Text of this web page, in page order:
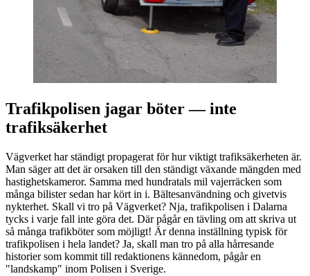
Trafikpolisen jagar böter — inte
trafiksäkerhet
Vägverket har ständigt propagerat för hur viktigt trafiksäkerheten är.
Man säger att det är orsaken till den ständigt växande mängden med
hastighetskameror. Samma med hundratals mil vajerräcken som
många bilister sedan har kört in i. Bältesanvändning och givetvis
nykterhet. Skall vi tro på Vägverket? Nja, trafikpolisen i Dalarna
tycks i varje fall inte göra det. Där pågår en tävling om att skriva ut
så många trafikböter som möjligt! Är denna inställning typisk för
trafikpolisen i hela landet? Ja, skall man tro på alla hårresande
historier som kommit till redaktionens kännedom, pågår en
"landskamp" inom Polisen i Sverige.